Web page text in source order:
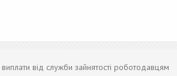
від служби зайнятості роботодавцям